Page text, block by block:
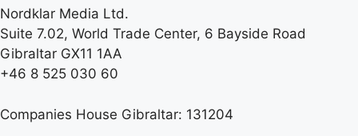
Nordklar Media Ltd.
Suite 7.02, World Trade Center, 6 Bayside Road
Gibraltar GX11 1AA
+46 8 525 030 60
Companies House Gibraltar: 131204